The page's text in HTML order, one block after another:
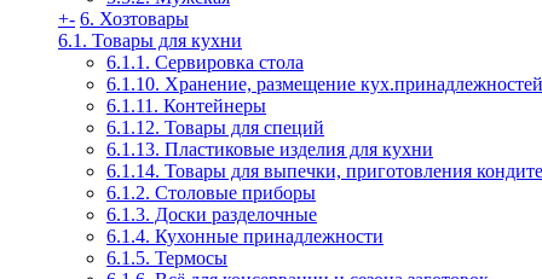
+- 6. Хозтовары
6.1. Товары для кухни
6.1.1. Сервировка стола
6.1.10. Хранение, размещение кух.принадлежностей
6.1.11. Контейнеры
6.1.12. Товары для специй
6.1.13. Пластиковые изделия для кухни
6.1.14. Товары для выпечки, приготовления
6.1.2. Столовые приборы
6.1.3. Доски разделочные
6.1.4. Кухонные принадлежности
6.1.5. Термосы